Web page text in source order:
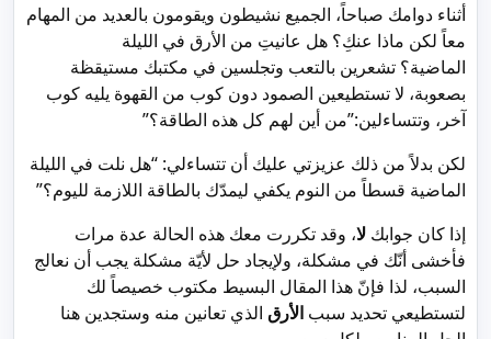
أثناء دوامك صباحاً، الجميع نشيطون ويقومون بالعديد من المهام
معاً لكن ماذا عنكِ؟ هل عانيتِ من الأرق في الليلة
الماضية؟ تشعرين بالتعب وتجلسين في مكتبك مستيقظة
بصعوبة، لا تستطيعين الصمود دون كوب من القهوة يليه كوب
آخر، وتتساءلين:”من أين لهم كل هذه الطاقة؟”
لكن بدلاً من ذلك عزيزتي عليك أن تتساءلي: “هل نلت في الليلة
الماضية قسطاً من النوم يكفي ليمدّك بالطاقة اللازمة لليوم؟”
إذا كان جوابك لا، وقد تكررت معك هذه الحالة عدة مرات
فأخشى أنّك في مشكلة، ولإيجاد حل لأيّة مشكلة يجب أن نعالج
السبب، لذا فإنّ هذا المقال البسيط مكتوب خصيصاً لك
لتستطيعي تحديد سبب الأرق الذي تعانين منه وستجدين هنا